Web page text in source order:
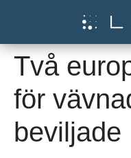
Två
för
beviljade